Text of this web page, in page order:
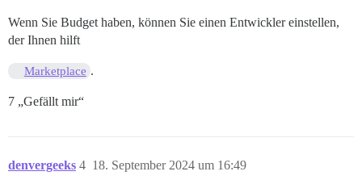
Wenn Sie Budget haben, können Sie einen Entwickler einstellen,
der Ihnen hilft
Marketplace .
7 „Gefällt mir“
denvergeeks 18. September 2024 um 16:49
4